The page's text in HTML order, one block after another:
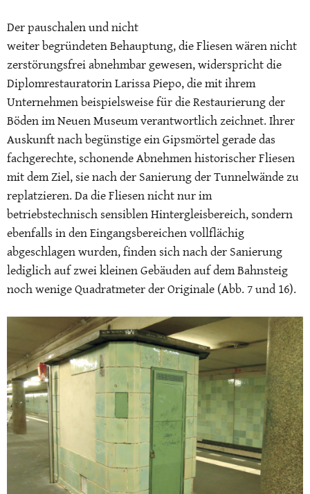
Der pauschalen und nicht
weiter begründeten Behauptung, die Fliesen wären nicht
zerstörungsfrei abnehmbar gewesen, widerspricht die
Diplomrestauratorin Larissa Piepo, die mit ihrem
Unternehmen beispielsweise für die Restaurierung der
Böden im Neuen Museum verantwortlich zeichnet. Ihrer
Auskunft nach begünstige ein Gipsmörtel gerade das
fachgerechte, schonende Abnehmen historischer Fliesen
mit dem Ziel, sie nach der Sanierung der Tunnelwände zu
replatzieren. Da die Fliesen nicht nur im
betriebstechnisch sensiblen Hintergleisbereich, sondern
ebenfalls in den Eingangsbereichen vollflächig
abgeschlagen wurden, finden sich nach der Sanierung
lediglich auf zwei kleinen Gebäuden auf dem Bahnsteig
noch wenige Quadratmeter der Originale (Abb. 7 und 16).